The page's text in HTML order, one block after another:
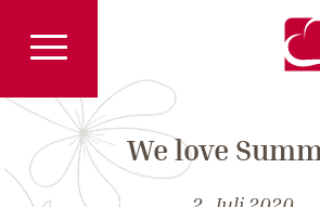
We love